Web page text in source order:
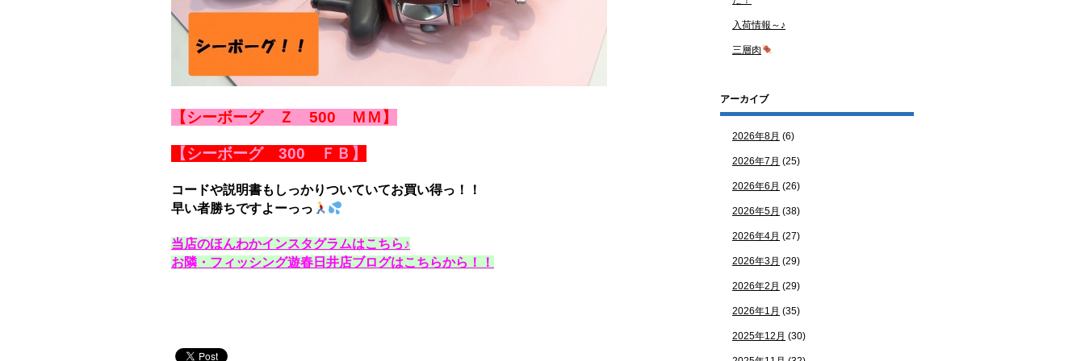
【シーボーグ Ｚ 500 ＭＭ】
【シーボーグ 300 ＦＢ】
コードや説明書もしっかりついていてお買い得っ！！
早い者勝ちですよーっっ
当店のほんわかインスタグラムはこちら♪
お隣・フィッシング遊春日井店ブログはこちらから！！
入荷情報～♪
三層肉
アーカイブ
2026年8月 (6)
2026年7月 (25)
2026年6月 (26)
2026年5月 (38)
2026年4月 (27)
2026年3月 (29)
2026年2月 (29)
2026年1月 (35)
2025年12月 (30)